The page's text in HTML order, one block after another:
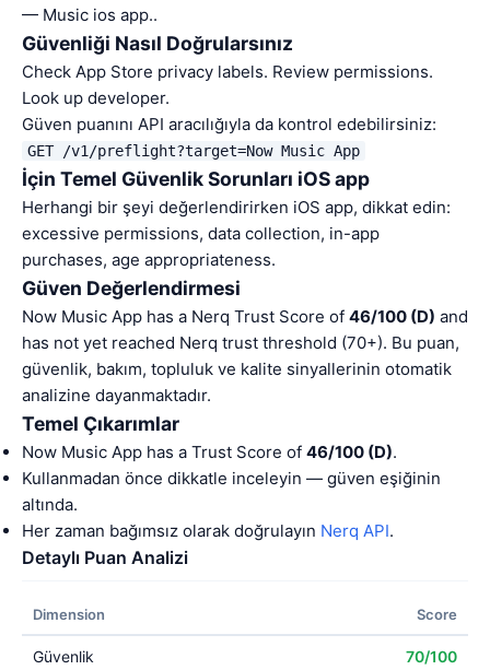
— Music ios app..
Güvenliği Nasıl Doğrularsınız
Check App Store privacy labels. Review permissions.
Look up developer.
Güven puanını API aracılığıyla da kontrol edebilirsiniz:
GET /v1/preflight?target=Now Music App
İçin Temel Güvenlik Sorunları iOS app
Herhangi bir şeyi değerlendirirken iOS app, dikkat edin:
excessive permissions, data collection, in-app
purchases, age appropriateness.
Güven Değerlendirmesi
Now Music App has a Nerq Trust Score of 46/100 (D) and
has not yet reached Nerq trust threshold (70+). Bu puan,
güvenlik, bakım, topluluk ve kalite sinyallerinin otomatik
analizine dayanmaktadır.
Temel Çıkarımlar
Now Music App has a Trust Score of 46/100 (D).
Kullanmadan önce dikkatle inceleyin — güven eşiğinin
altında.
Her zaman bağımsız olarak doğrulayın Nerq API.
Detaylı Puan Analizi
Dimension Score
Güvenlik 70/100